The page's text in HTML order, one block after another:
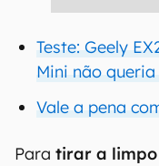
Teste: Geely
Mini não
Vale a pena
Para tirar a limpo